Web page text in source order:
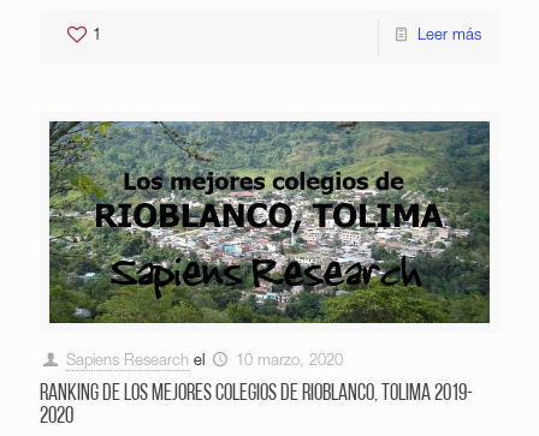
1 Leer más
Sapiens Research el 10 marzo, 2020
Ranking de los mejores colegios de Rioblanco, Tolima 2019-
2020